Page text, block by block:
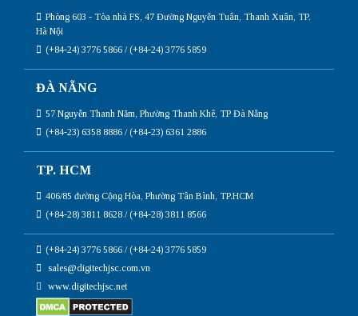
Phòng 603 - Tòa nhà FS, 47 Đường Nguyễn Tuân, Thanh Xuân, TP.
Hà Nội
(+84-24) 3776 5866 / (+84-24) 3776 5859
ĐÀ NẴNG
57 Nguyễn Thanh Năm, Phường Thanh Khê, TP Đà Nẵng
(+84-23) 6358 8886 / (+84-23) 6361 2886
TP. HCM
406/85 đường Cộng Hòa, Phường Tân Bình, TP.HCM
(+84-28) 3811 8628 / (+84-28) 3811 8566
(+84-24) 3776 5866 / (+84-24) 3776 5859
sales@digitechjsc.com.vn
www.digitechjsc.net